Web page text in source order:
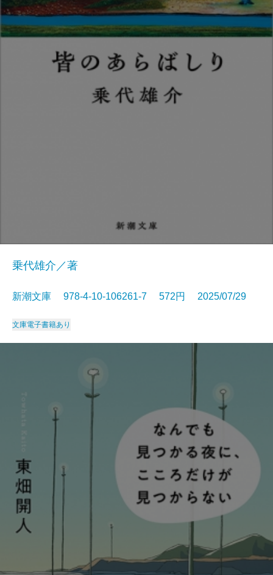
乗代雄介／著
新潮文庫 978-4-10-106261-7 572円 2025/07/29
文庫電子書籍あり